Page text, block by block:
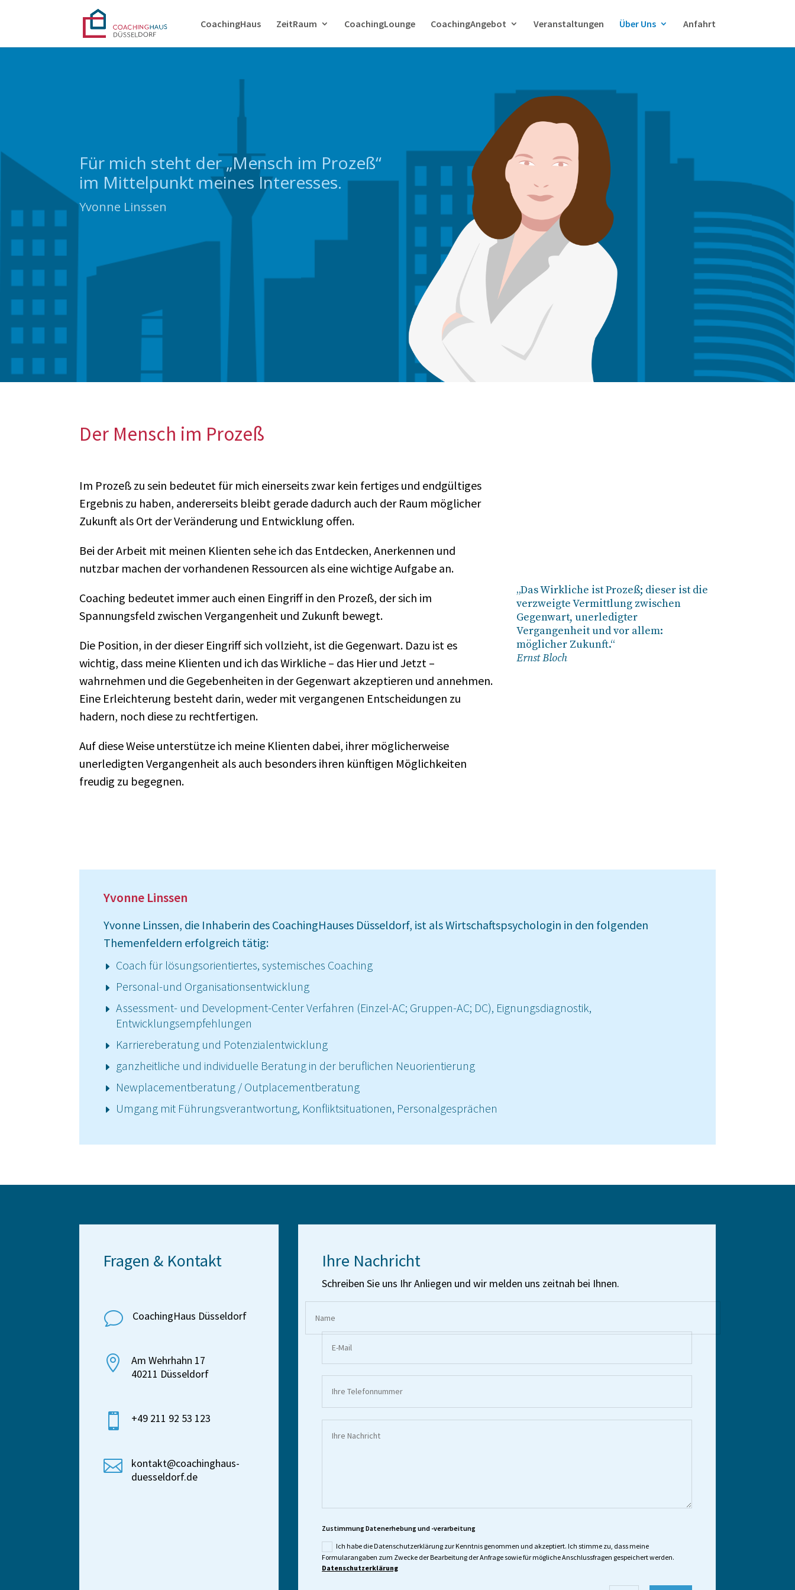
CoachingHaus ZeitRaum CoachingLounge CoachingAngebot Veranstaltungen Über Uns Anfahrt
Für mich steht der „Mensch im Prozeß“
im Mittelpunkt meines Interesses.
Yvonne Linssen
Der Mensch im Prozeß
Im Prozeß zu sein bedeutet für mich einerseits zwar kein fertiges und endgültiges
Ergebnis zu haben, andererseits bleibt gerade dadurch auch der Raum möglicher
Zukunft als Ort der Veränderung und Entwicklung offen.
Bei der Arbeit mit meinen Klienten sehe ich das Entdecken, Anerkennen und
nutzbar machen der vorhandenen Ressourcen als eine wichtige Aufgabe an.
Coaching bedeutet immer auch einen Eingriff in den Prozeß, der sich im
Spannungsfeld zwischen Vergangenheit und Zukunft bewegt.
Die Position, in der dieser Eingriff sich vollzieht, ist die Gegenwart. Dazu ist es
wichtig, dass meine Klienten und ich das Wirkliche – das Hier und Jetzt –
wahrnehmen und die Gegebenheiten in der Gegenwart akzeptieren und annehmen.
Eine Erleichterung besteht darin, weder mit vergangenen Entscheidungen zu
hadern, noch diese zu rechtfertigen.
Auf diese Weise unterstütze ich meine Klienten dabei, ihrer möglicherweise
unerledigten Vergangenheit als auch besonders ihren künftigen Möglichkeiten
freudig zu begegnen.
„Das Wirkliche ist Prozeß; dieser ist die
verzweigte Vermittlung zwischen
Gegenwart, unerledigter
Vergangenheit und vor allem:
möglicher Zukunft.“
Ernst Bloch
Yvonne Linssen
Yvonne Linssen, die Inhaberin des CoachingHauses Düsseldorf, ist als Wirtschaftspsychologin in den folgenden
Themenfeldern erfolgreich tätig:
Coach für lösungsorientiertes, systemisches Coaching
Personal-und Organisationsentwicklung
Assessment- und Development-Center Verfahren (Einzel-AC; Gruppen-AC; DC), Eignungsdiagnostik,
Entwicklungsempfehlungen
Karriereberatung und Potenzialentwicklung
ganzheitliche und individuelle Beratung in der beruflichen Neuorientierung
Newplacementberatung / Outplacementberatung
Umgang mit Führungsverantwortung, Konfliktsituationen, Personalgesprächen
Fragen & Kontakt
v CoachingHaus Düsseldorf

Am Wehrhahn 17
40211 Düsseldorf
 +49 211 92 53 123

kontakt@coachinghaus-
duesseldorf.de
Ihre Nachricht
Schreiben Sie uns Ihr Anliegen und wir melden uns zeitnah bei Ihnen.
Zustimmung Datenerhebung und -verarbeitung
Ich habe die Datenschutzerklärung zur Kenntnis genommen und akzeptiert. Ich stimme zu, dass meine
Formularangaben zum Zwecke der Bearbeitung der Anfrage sowie für mögliche Anschlussfragen gespeichert werden.
Datenschutzerklärung